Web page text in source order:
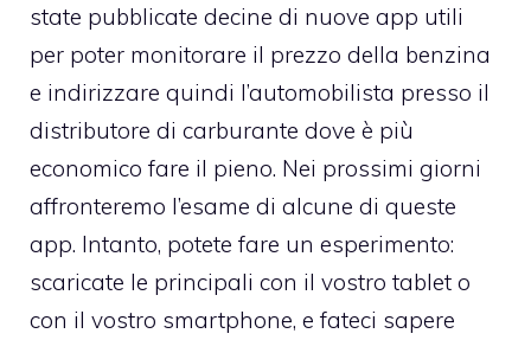
state pubblicate decine di nuove app utili
per poter monitorare il prezzo della benzina
e indirizzare quindi l’automobilista presso il
distributore di carburante dove è più
economico fare il pieno. Nei prossimi giorni
affronteremo l’esame di alcune di queste
app. Intanto, potete fare un esperimento:
scaricate le principali con il vostro tablet o
con il vostro smartphone, e fateci sapere